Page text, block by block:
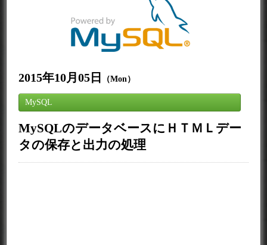
2015年10月05日 （Mon）
MySQL
MySQLのデータベースにＨＴＭＬデー
タの保存と出力の処理